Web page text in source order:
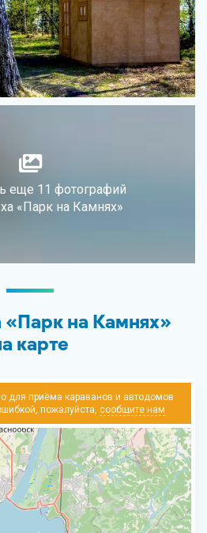
еще 11 фотографий
«Парк на Камнях»
«Парк на Камнях»
карте
для приёма караванов и автодомов
пожалуйста, сообщите нам